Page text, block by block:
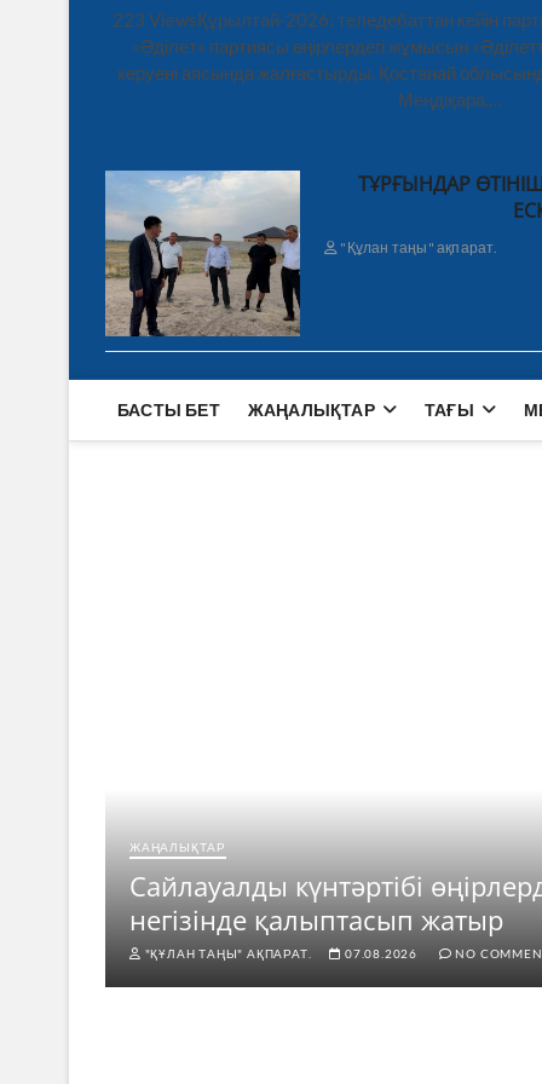
223 ViewsҚұрылтай-2026: теледебаттан кейін
«Әділет» партиясы өңірлердегі жұмысын
керуені аясында жалғастырды. Қостанай
Меңдіқара,…
ТҰРҒЫНДАР
"Құлан таңы" ақпарат.
БАСТЫ БЕТ ЖАҢАЛЫҚТАР ТАҒЫ
ЖАҢАЛЫҚТАР
Сайлауалды күнтәртібі
негізінде қалыптасып жатыр
"ҚҰЛАН ТАҢЫ" АҚПАРАТ. 07.08.2026 NO